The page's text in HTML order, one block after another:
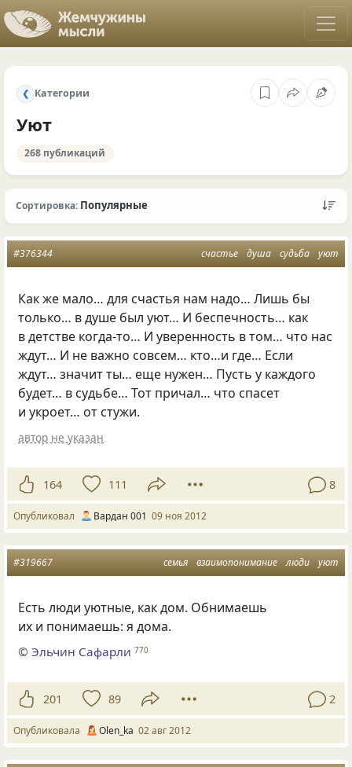
❮ Категории
Уют
268 публикаций
Сортировка: Популярные
счастье душа судьба уют
#376344
Как же мало… для счастья нам надо… Лишь бы
только… в душе был уют… И беспечность… как
в детстве когда-то… И уверенность в том… что нас
ждут… И не важно совсем… кто…и где… Если
ждут… значит ты… еще нужен… Пусть у каждого
будет… в судьбе… Тот причал… что спасет
и укроет… от стужи.
автор не указан
164 111 8
Опубликовал Вардан 001 09 ноя 2012
семья взаимопонимание люди уют
#319667
Есть люди уютные, как дом. Обнимаешь
их и понимаешь: я дома.
©Эльчин Сафарли 770
201 89 2
Опубликовала Olen_ka 02 авг 2012